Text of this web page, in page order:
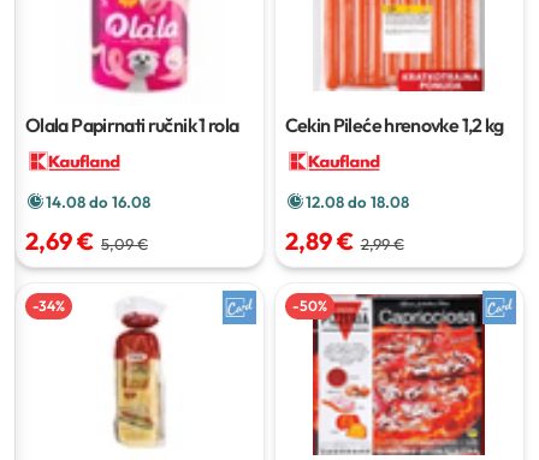
Olala Papirnati ručnik1 rola
14.08 do 16.08
2,69 € 5,09 €
Cekin Pileće hrenovke1,2 kg
12.08 do 18.08
2,89 € 2,99 €
-34% -50%